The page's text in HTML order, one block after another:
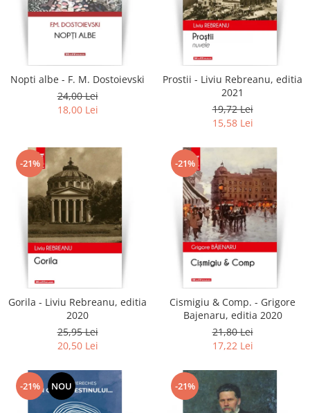
Literatura
Moderna
Romana
Universala
Calatorii
Memorii
Publicistica / Reportaje / Interviuri
Stiinte umaniste
Istorie
Sociologie si filozofie
Nopti albe - F. M. Dostoievski
24,00 Lei
18,00 Lei
Prostii - Liviu Rebreanu, editia
2021
19,72 Lei
15,58 Lei
-21%
Gorila - Liviu Rebreanu, editia
2020
25,95 Lei
20,50 Lei
-21%
Cismigiu & Comp. - Grigore
Bajenaru, editia 2020
21,80 Lei
17,22 Lei
-21% NOU -21%